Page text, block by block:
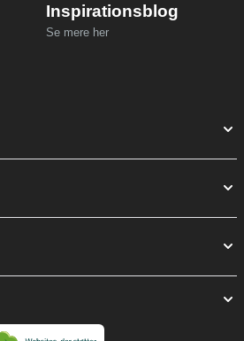
Inspirationsblog
Se mere her